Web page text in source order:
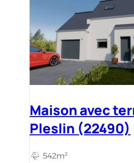
Maison avec
Pleslin (22490)
542m²